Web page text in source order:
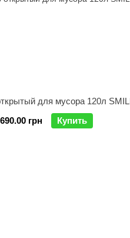
для мусора 120л
грн
Купить